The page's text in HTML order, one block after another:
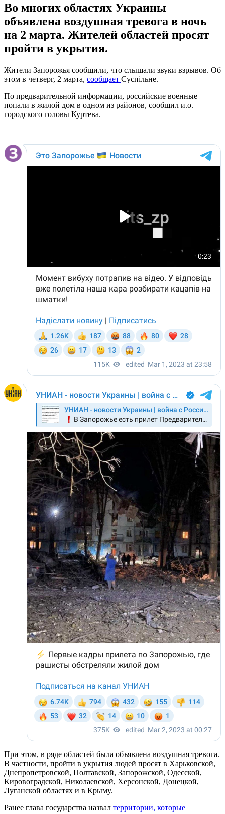
Во многих областях Украины
объявлена воздушная тревога в ночь
на 2 марта. Жителей областей просят
пройти в укрытия.
Жители Запорожья сообщили, что слышали звуки взрывов. Об
этом в четверг, 2 марта, сообщает Суспільне.
По предварительной информации, российские военные
попали в жилой дом в одном из районов, сообщил и.о.
городского головы Куртева.
При этом, в ряде областей была объявлена воздушная тревога.
В частности, пройти в укрытия людей просят в Харьковской,
Днепропетровской, Полтавской, Запорожской, Одесской,
Кировоградской, Николаевской, Херсонской, Донецкой,
Луганской областях и в Крыму.
Ранее глава государства назвал территории, которые